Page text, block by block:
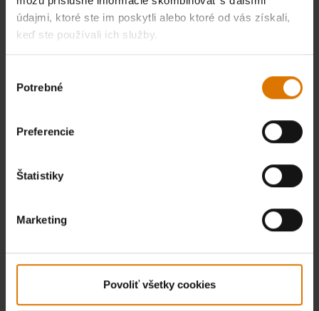
údajmi, ktoré ste im poskytli alebo ktoré od vás získali,
keď ste používali ich služby.
súhlasu
Potrebné
Preferencie
Štatistiky
Marketing
Povoliť všetky cookies